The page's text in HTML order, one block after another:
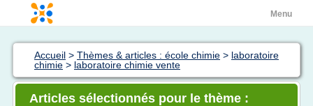
Menu
Accueil > Thèmes & articles : école chimie > laboratoire
chimie > laboratoire chimie vente
Articles sélectionnés pour le thème :